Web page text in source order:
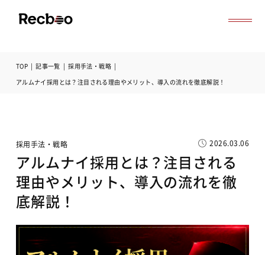
導入事例
サービス資料ダウンロード
TOP | 記事一覧 | 採用手法・戦略 |
アルムナイ採用とは？注目される理由やメリット、導入の流れを徹底解説！
採用手法・戦略 2026.03.06
アルムナイ採用とは？注目される
理由やメリット、導入の流れを徹
底解説！